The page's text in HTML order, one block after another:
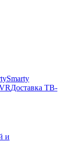
Smarty
Доставка ТВ-
и